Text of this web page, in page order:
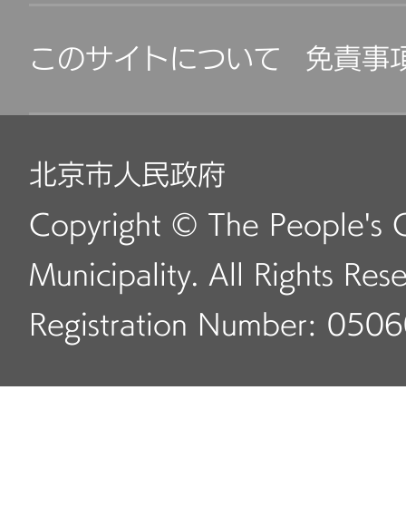
このサイトについて 免責事
北京市人民政府
Copyright © The People's
Municipality. All Rights
Registration Number: